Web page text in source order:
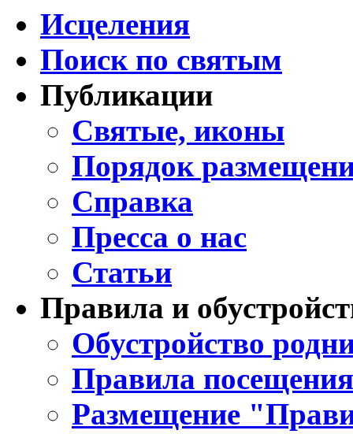
Исцеления
Поиск по святым
Публикации
Святые, иконы
Порядок
Справка
Пресса о нас
Статьи
Правила и
Обустройство
Правила
Размещение